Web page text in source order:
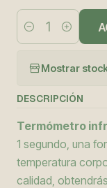
Cantidad
Mostrar
DESCRIPCIÓN
Termómetro
1 segundo, una
temperatura
calidad,